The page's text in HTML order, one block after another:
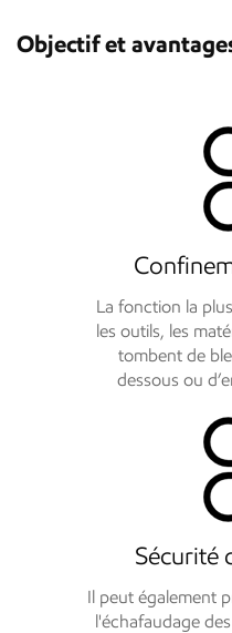
Objectif et
La fonction la
les outils, les
tombent de
dessous ou
Sécurité
Il peut également
l'échafaudage